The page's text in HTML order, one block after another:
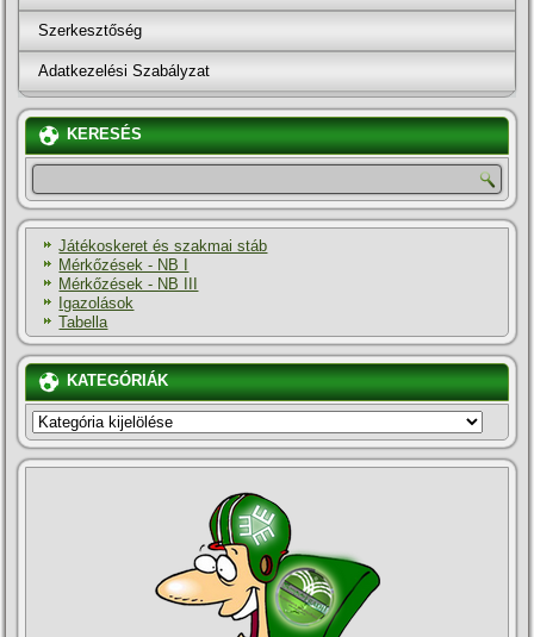
Szerkesztőség
Adatkezelési Szabályzat
KERESÉS
Játékoskeret és szakmai stáb
Mérkőzések - NB I
Mérkőzések - NB III
Igazolások
Tabella
KATEGÓRIÁK
KATEGÓRIÁK